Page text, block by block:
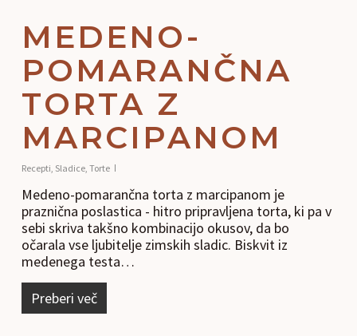
MEDENO-
POMARANČNA
TORTA Z
MARCIPANOM
Recepti, Sladice, Torte
Medeno-pomarančna torta z marcipanom je
praznična poslastica - hitro pripravljena torta, ki pa v
sebi skriva takšno kombinacijo okusov, da bo
očarala vse ljubitelje zimskih sladic. Biskvit iz
medenega testa…
Preberi več